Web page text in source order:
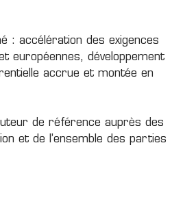
: accélération des exigences
européennes, développement
accrue et montée en
de référence auprès des
et de l’ensemble des parties